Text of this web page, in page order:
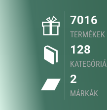
7016
TERMÉKEK
128
2
MÁRKÁK